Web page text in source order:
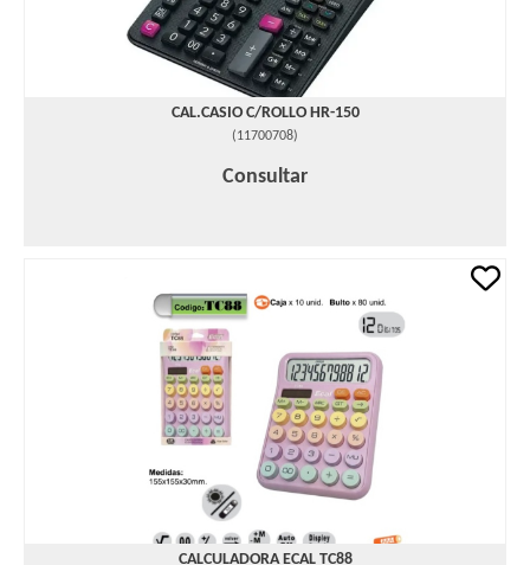
CAL.CASIO C/ROLLO HR-150
(11700708)
Consultar
CALCULADORA ECAL TC88